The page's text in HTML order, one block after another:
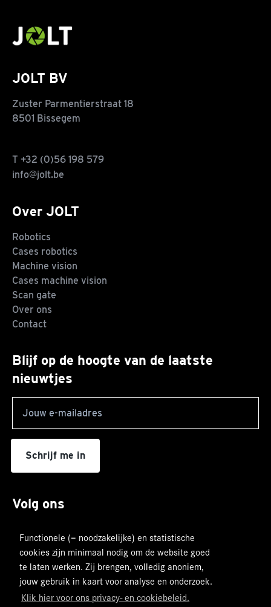
Functionele (= noodzakelijke) en statistische
cookies zijn minimaal nodig om de website goed
te laten werken. Zij brengen, volledig anoniem,
jouw gebruik in kaart voor analyse en onderzoek.
Klik hier voor ons privacy- en cookiebeleid.
JOLT BV
Zuster Parmentierstraat 18
8501 Bissegem
T +32 (0)56 198 579
info@jolt.be
Over JOLT
Robotics
Cases robotics
Machine vision
Cases machine vision
Scan gate
Over ons
Contact
Blijf op de hoogte van de laatste
nieuwtjes
this
Schrijf me in
Volg ons
© 2026 JOLT JOLT BV Privacy Verklaring